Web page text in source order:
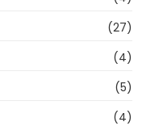
(27)
(4)
(5)
(4)